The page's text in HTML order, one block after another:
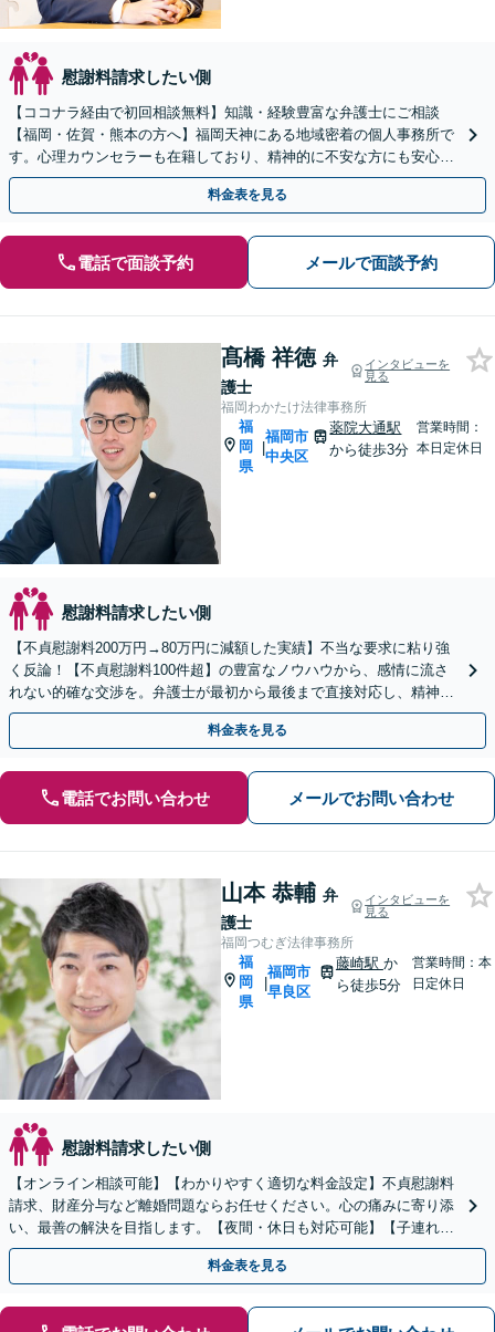
慰謝料請求したい側
【ココナラ経由で初回相談無料】知識・経験豊富な弁護士にご相談
【福岡・佐賀・熊本の方へ】福岡天神にある地域密着の個人事務所で
す。心理カウンセラーも在籍しており、精神的に不安な方にも安心し
てご相談頂けます【忙しい方は事前予約で夜間休日対応可能】
料金表を見る
電話で面談予約 メールで面談予約
髙橋 祥徳 弁
護士
インタビューを
見る
福岡わかたけ法律事務所
福
岡
県
|
福岡市
中央区
薬院大通駅
から徒歩3分
営業時間：
本日定休日
慰謝料請求したい側
【不貞慰謝料200万円→80万円に減額した実績】不当な要求に粘り強
く反論！【不貞慰謝料100件超】の豊富なノウハウから、感情に流さ
れない的確な交渉を。弁護士が最初から最後まで直接対応し、精神的
負担を軽減【休日・夜間相談可】
料金表を見る
電話でお問い合わせ メールでお問い合わせ
山本 恭輔 弁
護士
インタビューを
見る
福岡つむぎ法律事務所
福
岡
県
|
福岡市
早良区
藤崎駅 か
ら徒歩5分
営業時間：本
日定休日
慰謝料請求したい側
【オンライン相談可能】【わかりやすく適切な料金設定】不貞慰謝料
請求、財産分与など離婚問題ならお任せください。心の痛みに寄り添
い、最善の解決を目指します。【夜間・休日も対応可能】【子連れ相
談可能】【藤崎駅徒歩5分】【弁護士歴7年】
料金表を見る